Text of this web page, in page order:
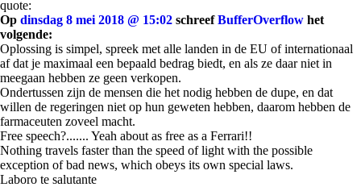
quote:
Op dinsdag 8 mei 2018 @ 15:02 schreefBufferOverflow het
volgende:
Oplossing is simpel, spreek met alle landen in de EU of internationaal
af dat je maximaal een bepaald bedrag biedt, en als ze daar niet in
meegaan hebben ze geen verkopen.
Ondertussen zijn de mensen die het nodig hebben de dupe, en dat
willen de regeringen niet op hun geweten hebben, daarom hebben de
farmaceuten zoveel macht.
Free speech?....... Yeah about as free as a Ferrari!!
Nothing travels faster than the speed of light with the possible
exception of bad news, which obeys its own special laws.
Laboro te salutante